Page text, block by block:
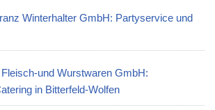
Winterhalter GmbH: Partyservice und
Fleisch-und Wurstwaren GmbH:
in Bitterfeld-Wolfen